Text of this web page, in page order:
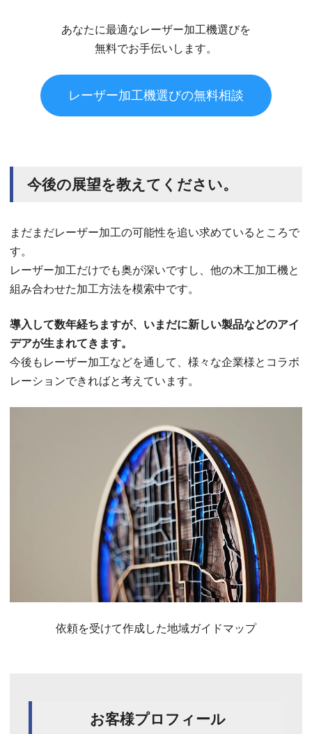
あなたに最適なレーザー加工機選びを
無料でお手伝いします。
レーザー加工機選びの無料相談
今後の展望を教えてください。
まだまだレーザー加工の可能性を追い求めているところで
す。
レーザー加工だけでも奥が深いですし、他の木工加工機と
組み合わせた加工方法を模索中です。
導入して数年経ちますが、いまだに新しい製品などのアイ
デアが生まれてきます。
今後もレーザー加工などを通して、様々な企業様とコラボ
レーションできればと考えています。
依頼を受けて作成した地域ガイドマップ
お客様プロフィール